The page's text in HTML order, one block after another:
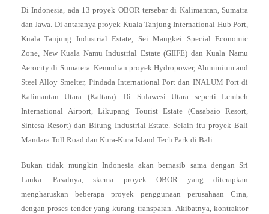
Di Indonesia, ada 13 proyek OBOR tersebar di Kalimantan, Sumatra
dan Jawa. Di antaranya proyek Kuala Tanjung International Hub Port,
Kuala Tanjung Industrial Estate, Sei Mangkei Special Economic
Zone, New Kuala Namu Industrial Estate (GIIFE) dan Kuala Namu
Aerocity di Sumatera. Kemudian proyek Hydropower, Aluminium and
Steel Alloy Smelter, Pindada International Port dan INALUM Port di
Kalimantan Utara (Kaltara). Di Sulawesi Utara seperti Lembeh
International Airport, Likupang Tourist Estate (Casabaio Resort,
Sintesa Resort) dan Bitung Industrial Estate. Selain itu proyek Bali
Mandara Toll Road dan Kura-Kura Island Tech Park di Bali.
Bukan tidak mungkin Indonesia akan bernasib sama dengan Sri
Lanka. Pasalnya, skema proyek OBOR yang diterapkan
mengharuskan beberapa proyek penggunaan perusahaan Cina,
dengan proses tender yang kurang transparan. Akibatnya, kontraktor